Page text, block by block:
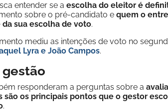
entender se a escolha do eleitor é
sobre o pré-candidato e quem o
sua escolha de voto.
mediu as intenções de voto no
Lyra e João Campos.
responderam a perguntas sobre a
são os principais pontos que o gestor
.